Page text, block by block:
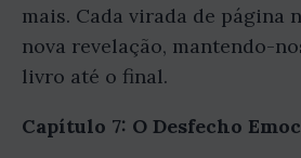
mais. Cada virada de página
nova revelação, mantendo-
livro até o final.
Capítulo 7: O Desfecho